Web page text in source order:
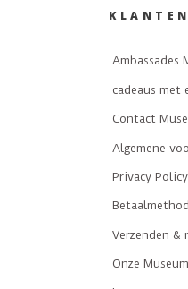
Ambassades
cadeaus met
Contact
Algemene
Privacy Policy
Verzenden &
Onze